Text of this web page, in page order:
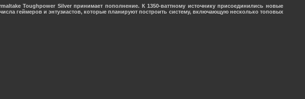
Toughpower Silverпринимает пополнение. К 1350-ваттному источнику присоединились новые
геймеров и энтузиастов, которые планируют построить систему, включающую несколько топовых